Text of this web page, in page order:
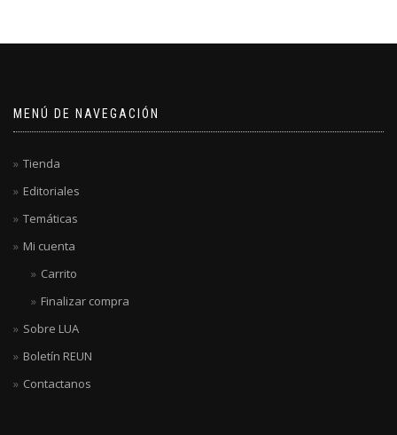
MENÚ DE NAVEGACIÓN
Tienda
Editoriales
Temáticas
Mi cuenta
Carrito
Finalizar compra
Sobre LUA
Boletín REUN
Contactanos